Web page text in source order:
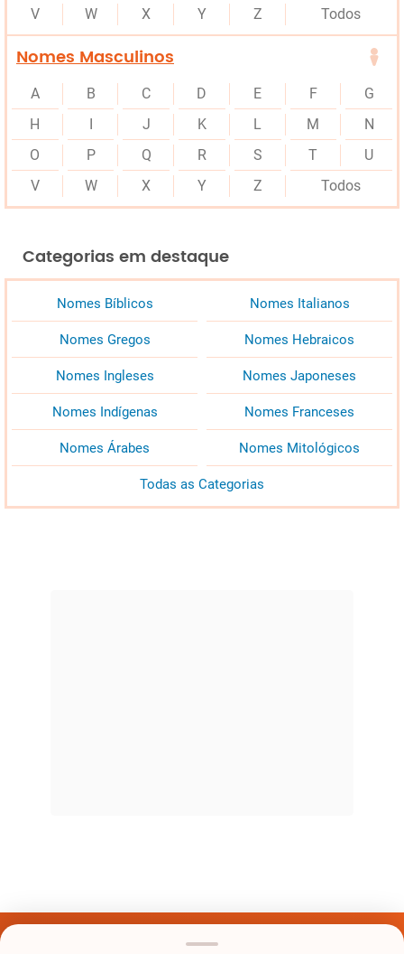
V
W X Y Z Todos
Nomes Masculinos
A B C D E F
G
H
J K L M
N
O
P Q R S T
U
V
W X Y Z Todos
Categorias em destaque
Nomes Bíblicos Nomes Italianos
Nomes Gregos Nomes Hebraicos
Nomes Ingleses Nomes Japoneses
Nomes Indígenas Nomes Franceses
Nomes Árabes Nomes Mitológicos
Todas as Categorias